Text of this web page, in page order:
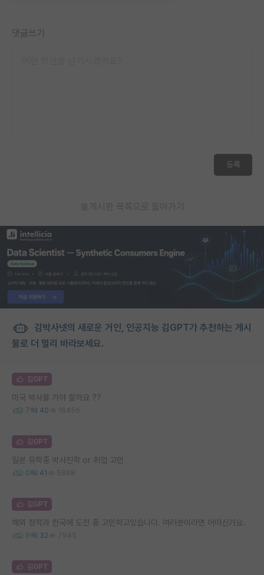
댓글쓰기
등록
게시판 목록으로 돌아가기
김박사넷의 새로운 거인, 인공지능 김GPT가 추천하는 게시
물로 더 멀리 바라보세요.
김GPT
미국 박사를 가야 할까요 ??
7 40 16456
김GPT
일본 유학중 박사진학 or 취업 고민
0 41 5868
김GPT
해외 정착과 한국에 도전 중 고민하고있습니다. 여러분이라면 어떠신가요.
9 32 7945
김GPT